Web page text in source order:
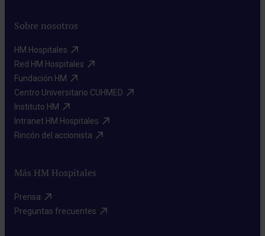
Sobre nosotros
HM Hospitales​
Red HM Hospitales​
Fundación HM​
Centro Universitario CUHMED​
Instituto HM​
Intranet HM Hospitales​
Rincón del accionista​
Más HM Hospitales
Prensa​
Preguntas frecuentes​